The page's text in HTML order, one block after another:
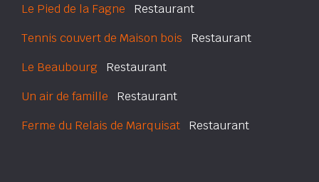
Le Pied de la Fagne Restaurant
Tennis couvert de Maison bois Restaurant
Le Beaubourg Restaurant
Un air de famille Restaurant
Ferme du Relais de Marquisat Restaurant